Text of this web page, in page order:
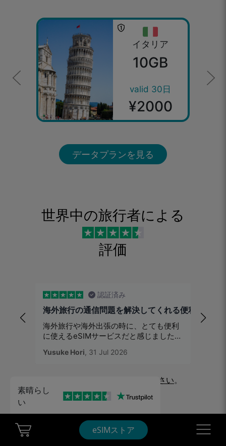
eSIMストア
イタリア
10GB
valid 30日
¥2000
データプランを見る
世界中の旅行者による
評価
認証済み
海外旅行の通信問題を解決してくれる便利なeSIM
海外旅行や海外出張の時に、とても便利
に使えるeSIMサービスだと感じました。
空港で探したりする手間がありました
ので、到着してすぐインターネットが使
える安心感があります。 設定も比較的簡
単で、旅行中の地図検索や連絡、情報収
特に複数の国を移動する旅行では、通信
環境を事前に整えておけるのは大きなメ
リットだと思います。 料金や対応エリア
Yusuke Hori, 31 Jul 2026
43069件のレビューをご覧ください。
素晴らし
い